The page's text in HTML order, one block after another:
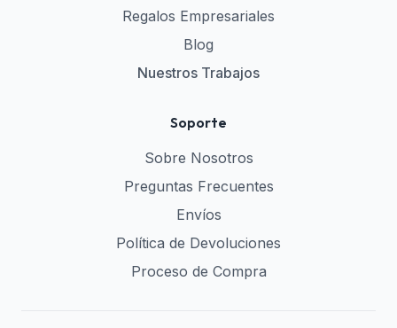
Regalos Empresariales
Blog
Nuestros Trabajos
Soporte
Sobre Nosotros
Preguntas Frecuentes
Envíos
Política de Devoluciones
Proceso de Compra